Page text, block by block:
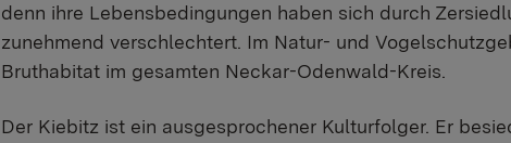
denn ihre Lebensbedingungen haben sich durch
zunehmend verschlechtert. Im Natur- und
Bruthabitat im gesamten Neckar-Odenwald-Kreis.
Der Kiebitz ist ein ausgesprochener Kulturfolger. Er